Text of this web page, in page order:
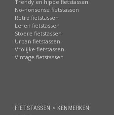
Trendy en hippe fietstassen
No-nonsense fietstassen
Retro fietstassen
Leren fietstassen
Stoere fietstassen
Urban fietstassen
Vrolijke fietstassen
Vintage fietstassen
FIETSTASSEN > KENMERKEN